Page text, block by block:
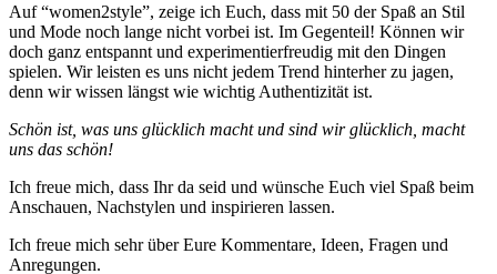
Auf “women2style”, zeige ich Euch, dass mit 50 der Spaß an Stil
und Mode noch lange nicht vorbei ist. Im Gegenteil! Können wir
doch ganz entspannt und experimentierfreudig mit den Dingen
spielen. Wir leisten es uns nicht jedem Trend hinterher zu jagen,
denn wir wissen längst wie wichtig Authentizität ist.
Schön ist, was uns glücklich macht und sind wir glücklich, macht
uns das schön!
Ich freue mich, dass Ihr da seid und wünsche Euch viel Spaß beim
Anschauen, Nachstylen und inspirieren lassen.
Ich freue mich sehr über Eure Kommentare, Ideen, Fragen und
Anregungen.